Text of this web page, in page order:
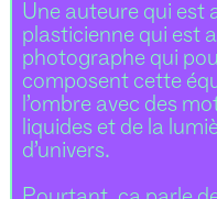
Une auteure qui est
plasticienne qui est
photographe qui
composent cette
l’ombre avec des
liquides et de la
d’univers.